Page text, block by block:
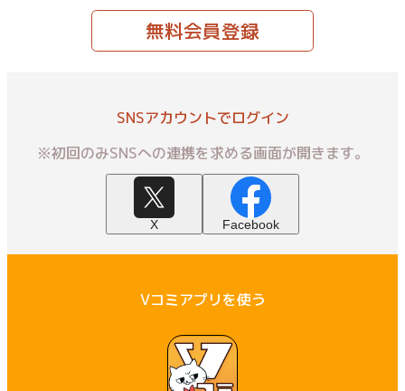
無料会員登録
SNSアカウントでログイン
※初回のみSNSへの連携を求める画面が開きます。
X Facebook
Vコミアプリを使う